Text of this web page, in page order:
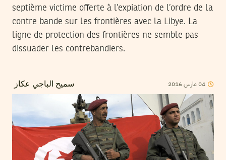
septième victime offerte à l’expiation de l’ordre de la
contre bande sur les frontières avec la Libye. La
ligne de protection des frontières ne semble pas
dissuader les contrebandiers.
سميح الباجي عكاز 04مارس2016